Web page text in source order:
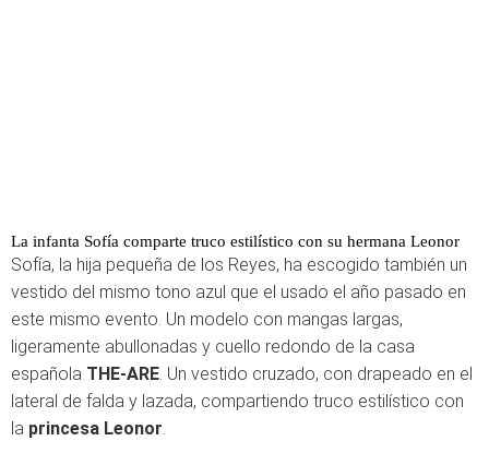
La infanta Sofía comparte truco estilístico con su hermana Leonor
Sofía, la hija pequeña de los Reyes, ha escogido también un
vestido del mismo tono azul que el usado el año pasado en
este mismo evento. Un modelo con mangas largas,
ligeramente abullonadas y cuello redondo de la casa
española THE-ARE . Un vestido cruzado, con drapeado en el
lateral de falda y lazada, compartiendo truco estilístico con
la princesa Leonor